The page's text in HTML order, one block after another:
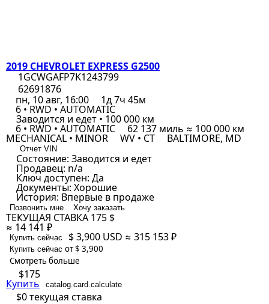
2019 CHEVROLET EXPRESS G2500
1GCWGAFP7K1243799
62691876
пн, 10 авг, 16:00
1д 7ч 45м
6 • RWD • AUTOMATIC
Заводится и едет • 100 000 км
6 • RWD • AUTOMATIC 62 137 миль ≈ 100 000 км
MECHANICAL • MINOR WV • CT BALTIMORE, MD
Отчет VIN
Состояние: Заводится и едет
Продавец: n/a
Ключ доступен: Да
Документы: Хорошие
История: Впервые в продаже
Позвонить мне Хочу заказать
ТЕКУЩАЯ СТАВКА 175 $
≈ 14 141 ₽
Купить сейчас $ 3,900 USD ≈ 315 153 ₽
Купить сейчас от $ 3,900
Смотреть больше
$175
Купить catalog.card.calculate
$0текущая ставка